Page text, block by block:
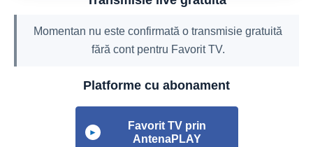
Momentan nu este confirmată o transmisie gratuită
fără cont pentru Favorit TV.
Platforme cu abonament
►
Favorit TV prin
AntenaPLAY